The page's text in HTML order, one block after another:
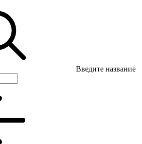
Введите название